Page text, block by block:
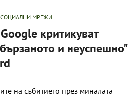
СОЦИАЛНИ МРЕЖИ
критикуват
и неуспешно"
на събитието през миналата